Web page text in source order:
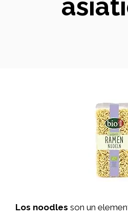
Los noodles son un